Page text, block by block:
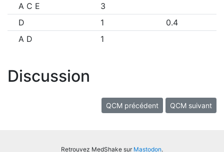
A C E
3
D
1
0.4
A D
1
Discussion
QCM précédent QCM suivant
Retrouvez MedShake sur Mastodon.